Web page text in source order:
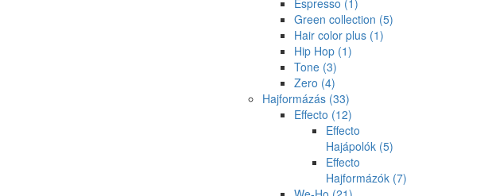
Espresso (1)
Green collection (5)
Hair color plus (1)
Hip Hop (1)
Tone (3)
Zero (4)
Hajformázás (33)
Effecto (12)
Effecto
Hajápolók (5)
Effecto
Hajformázók (7)